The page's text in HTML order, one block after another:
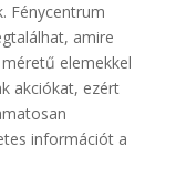
Fénycentrum
amire
elemekkel
akciókat, ezért
információt a